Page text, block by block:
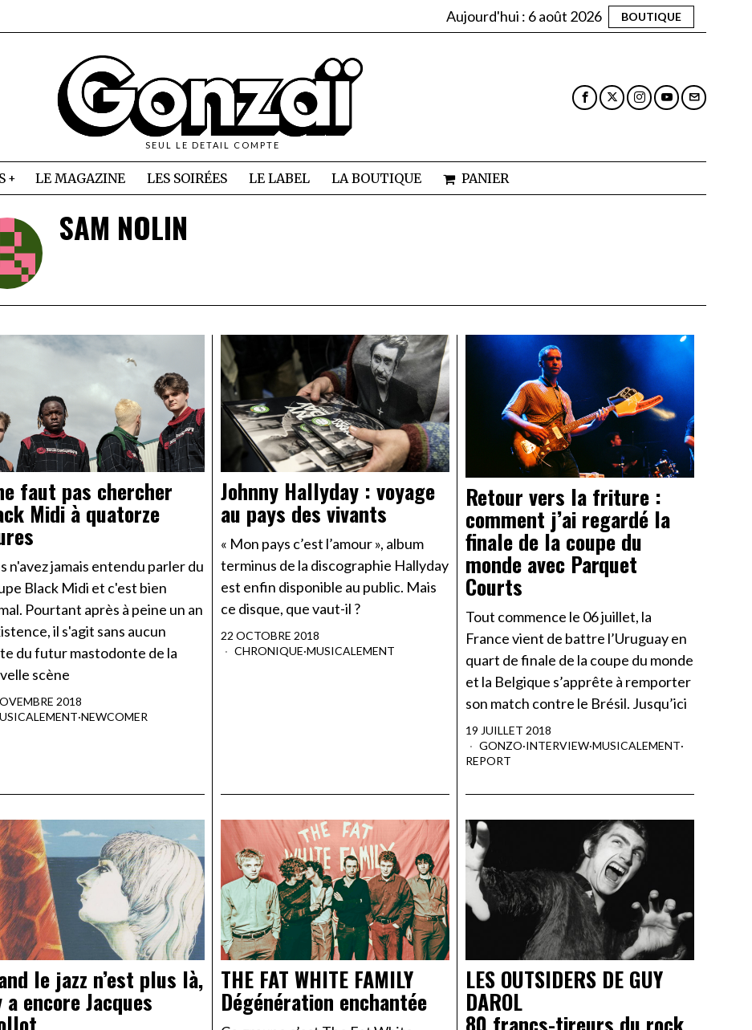
Aujourd'hui : 6 août 2026 BOUTIQUE
SEUL LE DETAIL COMPTE
LE MAGAZINE LES SOIRÉES LE LABEL LA BOUTIQUE PANIER
SAM NOLIN
faut pas chercher
Midi à quatorze
n'avez jamais entendu parler du
Black Midi et c'est bien
Pourtant après à peine un an
il s'agit sans aucun
du futur mastodonte de la
scène
2018
·NEWCOMER
Johnny Hallyday : voyage
au pays des vivants
« Mon pays c’est l’amour », album
terminus de la discographie Hallyday
est enfin disponible au public. Mais
ce disque, que vaut-il ?
22 OCTOBRE 2018
CHRONIQUE·MUSICALEMENT
Retour vers la friture :
comment j’ai regardé la
finale de la coupe du
monde avec Parquet
Courts
Tout commence le 06 juillet, la
France vient de battre l’Uruguay en
quart de finale de la coupe du monde
et la Belgique s’apprête à remporter
son match contre le Brésil. Jusqu’ici
19 JUILLET 2018
GONZO·INTERVIEW·MUSICALEMENT·
REPORT
le jazz n’est plus là,
encore Jacques
THE FAT WHITE FAMILY
Dégénération enchantée
LES OUTSIDERS DE GUY
DAROL